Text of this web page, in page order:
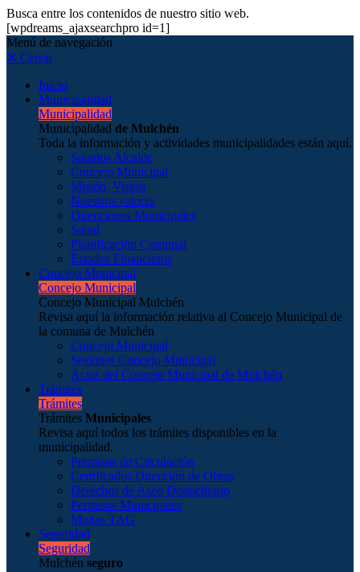
Busca entre los contenidos de nuestro sitio web.
[wpdreams_ajaxsearchpro id=1]
Menú de navegación
✕ Cerrar
Inicio
Municipalidad
Municipalidad
Municipalidad de Mulchén
Toda la información y actividades municipalidades están aquí.
Saludos Alcalde
Concejo Municipal
Misión, Visión
Nuestros valores
Direcciones Municipales
Salud
Planificación Comunal
Estados Financieros
Concejo Municipal
Concejo Municipal
Concejo Municipal Mulchén
Revisa aquí la información relativa al Concejo Municipal de
la comuna de Mulchén
Concejo Municipal
Sesiones Concejo Municipal
Actas del Concejo Municipal de Mulchén
Trámites
Trámites
Trámites Municipales
Revisa aquí todos los trámites disponibles en la
municipalidad.
Permisos de Circulación
Certificados Dirección de Obras
Derechos de Aseo Domiciliario
Permisos Municipales
Multas TAG
Seguridad
Seguridad
Mulchén seguro